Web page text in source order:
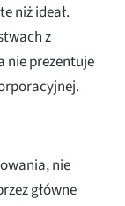
niż ideał.
z
nie prezentuje
nie
główne